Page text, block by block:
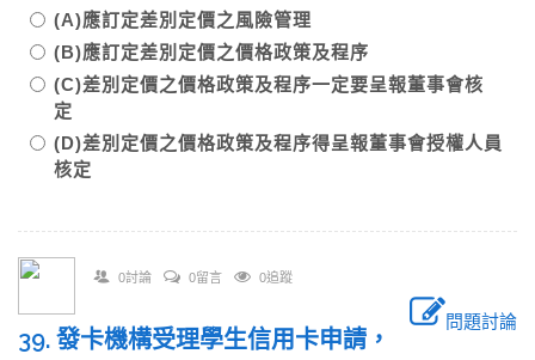
(A)應訂定差別定價之風險管理
(B)應訂定差別定價之價格政策及程序
(C)差別定價之價格政策及程序一定要呈報董事會核
定
(D)差別定價之價格政策及程序得呈報董事會授權人員
核定
0討論 0留言 0追蹤
問題討論
39. 發卡機構受理學生信用卡申請，